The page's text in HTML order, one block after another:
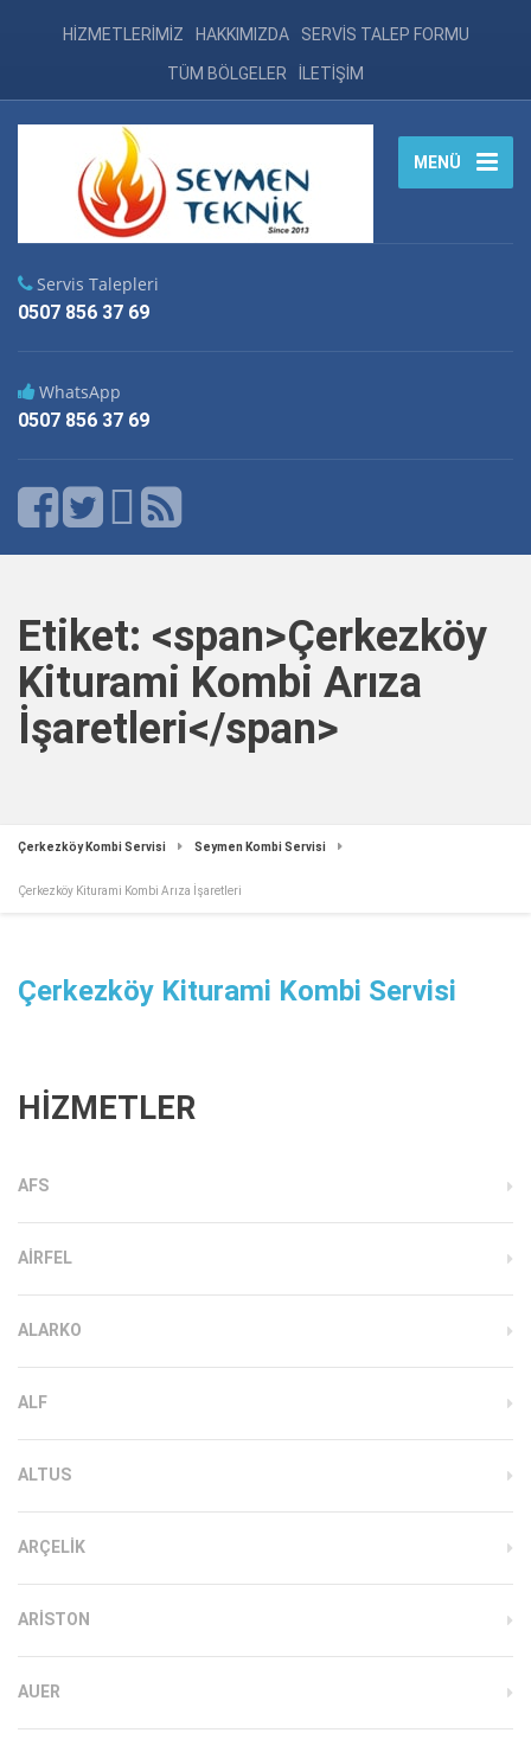
HİZMETLERİMİZ HAKKIMIZDA SERVİS TALEP FORMU
TÜM BÖLGELER İLETİŞİM
MENÜ
Servis Talepleri
0507 856 37 69
WhatsApp
0507 856 37 69
Etiket: <span>Çerkezköy
Kiturami Kombi Arıza
İşaretleri</span>
Çerkezköy Kombi Servisi Seymen Kombi Servisi
Çerkezköy Kiturami Kombi Arıza İşaretleri
Çerkezköy Kiturami Kombi Servisi
HİZMETLER
AFS
AIRFEL
ALARKO
ALF
ALTUS
ARÇELIK
ARISTON
AUER